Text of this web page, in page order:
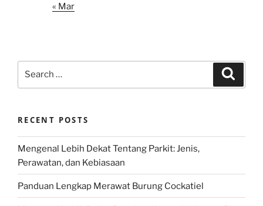
« Mar
RECENT POSTS
Mengenal Lebih Dekat Tentang Parkit: Jenis,
Perawatan, dan Kebiasaan
Panduan Lengkap Merawat Burung Cockatiel